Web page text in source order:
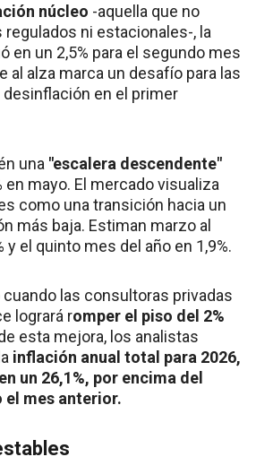
núcleo -aquella que no
ni estacionales-, la
en un 2,5% para el segundo mes
al alza marca un desafío para las
en el primer
una "escalera descendente"
en mayo. El mercado visualiza
como una transición hacia un
más baja. Estiman marzo al
y el quinto mes del año en 1,9%.
las consultoras privadas
logrará romper el piso del 2%
esta mejora, los analistas
inflación anual total para 2026,
un 26,1%, por encima del
el mes anterior.